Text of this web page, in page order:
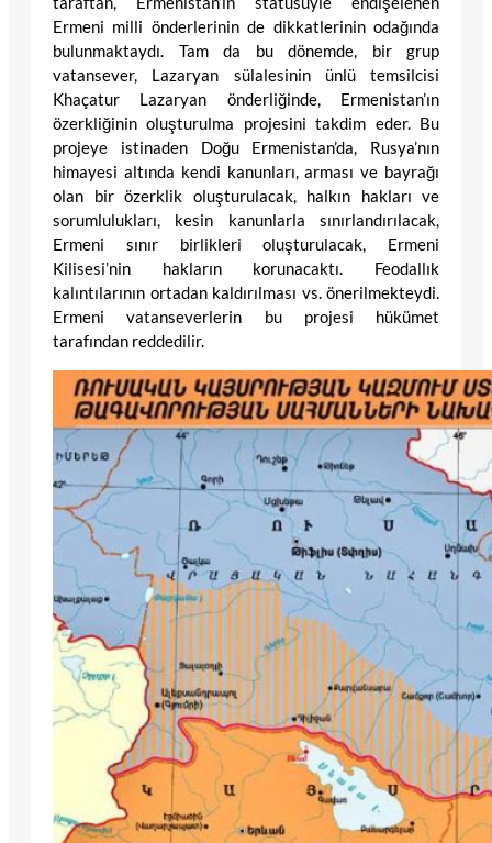
Ermeni milli önderlerinin de dikkatlerinin odağında
bulunmaktaydı. Tam da bu dönemde, bir grup
vatansever, Lazaryan sülalesinin ünlü temsilcisi
Khaçatur Lazaryan önderliğinde, Ermenistan’ın
özerkliğinin oluşturulma projesini takdim eder. Bu
projeye istinaden Doğu Ermenistan’da, Rusya’nın
himayesi altında kendi kanunları, arması ve bayrağı
olan bir özerklik oluşturulacak, halkın hakları ve
sorumlulukları, kesin kanunlarla sınırlandırılacak,
Ermeni sınır birlikleri oluşturulacak, Ermeni
Kilisesi’nin hakların korunacaktı. Feodallık
kalıntılarının ortadan kaldırılması vs. önerilmekteydi.
Ermeni vatanseverlerin bu projesi hükümet
tarafından reddedilir.